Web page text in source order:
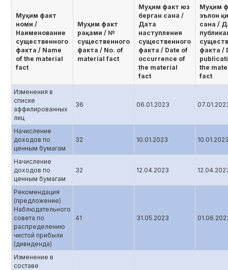
Муҳим факт
номи /
Наименование
существенного
факта / Name
of the material
fact
Муҳим факт
рақами / №
существенного
факта / No. of
material fact
Муҳим факт юз
берган сана /
Дата
наступления
существенного
факта / Date of
occurrence of
the material
fact
Муҳим
эълон
сана /
факта /
the
fact
Изменения в
списке
аффилированных
лиц
36 06.01.2023
Начисление
доходов по
ценным бумагам
32 10.01.2023
Начисление
доходов по
ценным бумагам
32 12.04.2023
Рекомендация
(предложение)
Наблюдательного
совета по
распределению
чистой прибыли
(дивиденда)
41 31.05.2023
Изменение в
составе